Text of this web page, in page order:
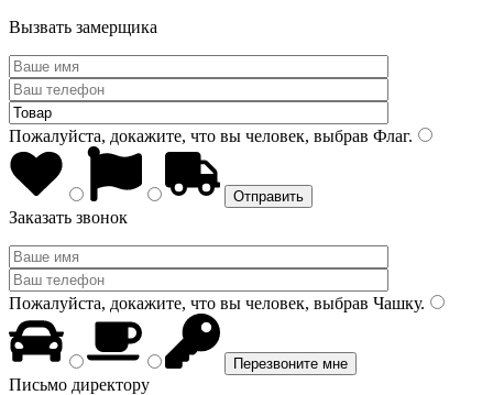
Вызвать замерщика
Пожалуйста, докажите, что вы человек, выбрав Флаг.
Заказать звонок
Пожалуйста, докажите, что вы человек, выбрав Чашку.
Письмо директору